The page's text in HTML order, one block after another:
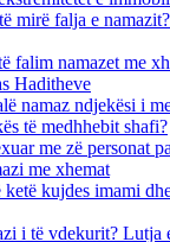
mirë falja e
falim namazet me
Haditheve
namaz ndjekësi i
të medhhebit shafi?
me zë personat
me xhemat
ketë kujdes imami
i të vdekurit? Lutja